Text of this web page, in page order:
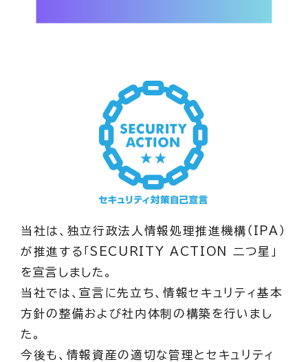
当社は、独立行政法人情報処理推進機構（IPA）
が推進する「SECURITY ACTION 二つ星」
を宣言しました。
当社では、宣言に先立ち、情報セキュリティ基本
方針の整備および社内体制の構築を行いまし
た。
今後も、情報資産の適切な管理とセキュリティ